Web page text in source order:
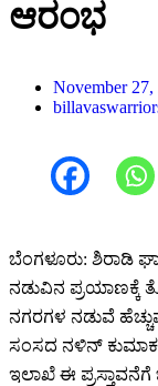
ಆರಂಭ
November 27,
ಬೆಂಗಳೂರು: ಶಿರಾಡಿ
ನಡುವಿನ ಪ್ರಯಾಣಕ್ಕೆ
ನಗರಗಳ ನಡುವೆ
ಸಂಸದ ನಳಿನ್
ಇಲಾಖೆ ಈ ಪ್ರಸ್ತಾವನೆಗೆ